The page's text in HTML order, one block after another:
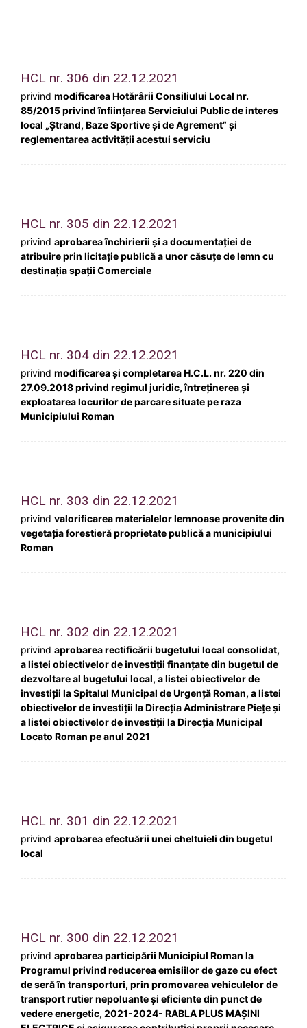
HCL nr. 306 din 22.12.2021
privind modificarea Hotărârii Consiliului Local nr.
85/2015 privind înființarea Serviciului Public de interes
local „Ștrand, Baze Sportive și de Agrement” și
reglementarea activității acestui serviciu
HCL nr. 305 din 22.12.2021
privind aprobarea închirierii și a documentației de
atribuire prin licitație publică a unor căsuțe de lemn cu
destinația spații Comerciale
HCL nr. 304 din 22.12.2021
privind modificarea și completarea H.C.L. nr. 220 din
27.09.2018 privind regimul juridic, întreținerea și
exploatarea locurilor de parcare situate pe raza
Municipiului Roman
HCL nr. 303 din 22.12.2021
privind valorificarea materialelor lemnoase provenite din
vegetația forestieră proprietate publică a municipiului
Roman
HCL nr. 302 din 22.12.2021
privind aprobarea rectificării bugetului local consolidat,
a listei obiectivelor de investiții finanțate din bugetul de
dezvoltare al bugetului local, a listei obiectivelor de
investiții la Spitalul Municipal de Urgență Roman, a listei
obiectivelor de investiții la Direcția Administrare Piețe și
a listei obiectivelor de investiții la Direcția Municipal
Locato Roman pe anul 2021
HCL nr. 301 din 22.12.2021
privind aprobarea efectuării unei cheltuieli din bugetul
local
HCL nr. 300 din 22.12.2021
privind aprobarea participării Municipiul Roman la
Programul privind reducerea emisiilor de gaze cu efect
de seră în transporturi, prin promovarea vehiculelor de
transport rutier nepoluante și eficiente din punct de
vedere energetic, 2021-2024- RABLA PLUS MAȘINI